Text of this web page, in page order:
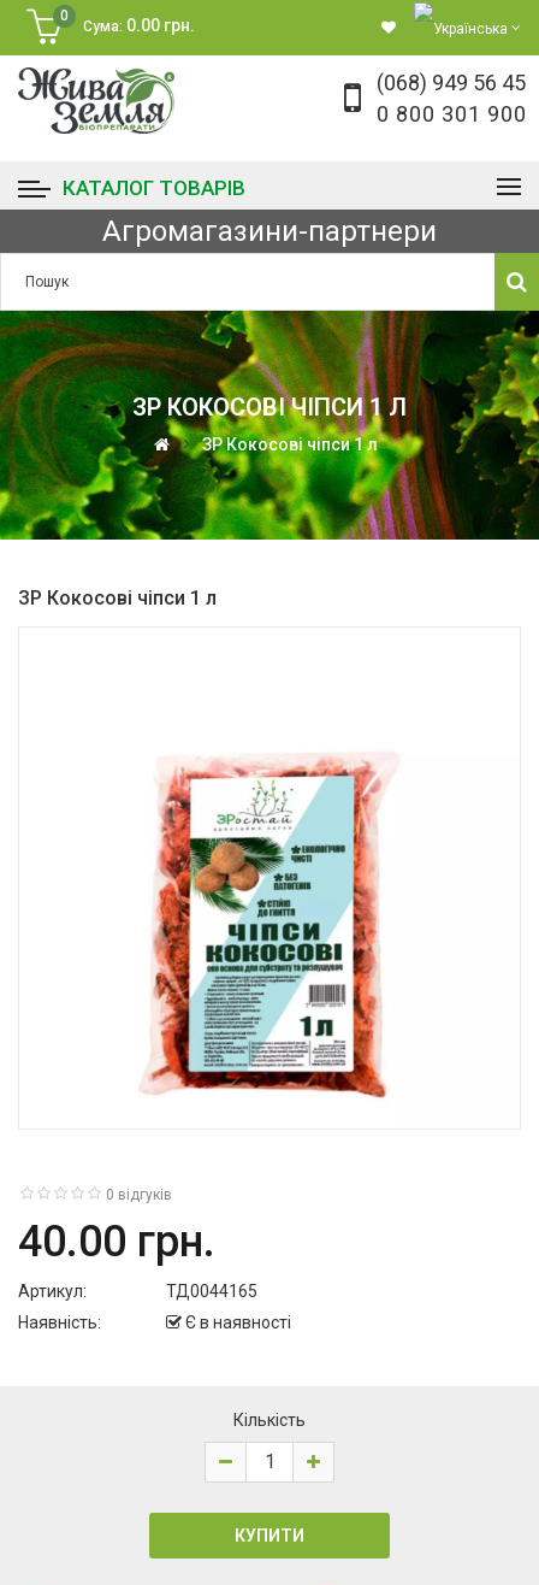
0
Сума: 0.00 грн.
(068) 949 56 45
0 800 301 900
КАТАЛОГ ТОВАРІВ
Агромагазини-партнери
ЗР КОКОСОВІ ЧІПСИ 1 Л
ЗР Кокосові чіпси 1 л
ЗР Кокосові чіпси 1 л
0 відгуків
40.00 грн.
Артикул:
ТД0044165
Наявність:
Є в наявності
Кількість